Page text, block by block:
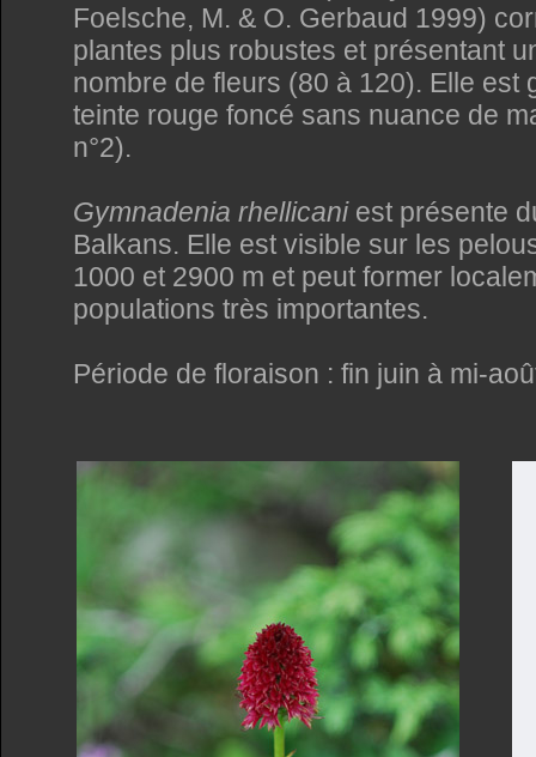
Foelsche, M. & O. Gerbaud 1999)
plantes plus robustes et présentant
nombre de fleurs (80 à 120). Elle est
teinte rouge foncé sans nuance de
n°2).
Gymnadenia rhellicaniest présente
Balkans. Elle est visible sur les
1000 et 2900 m et peut former
populations très importantes.
Période de floraison : fin juin à mi-